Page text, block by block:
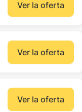
Ver la oferta
Ver la oferta
Ver la oferta